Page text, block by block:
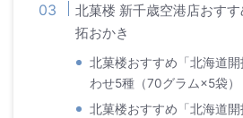
北菓楼 新千歳空港店おす
拓おかき
北菓楼おすすめ「北海道
わせ5種（70グラム×5袋）
北菓楼おすすめ「北海道